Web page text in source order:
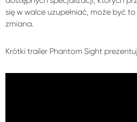
się w walce uzupełniać, może być
zmiana.
Krótki trailer Phantom Sight